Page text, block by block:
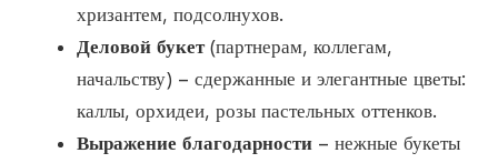
хризантем, подсолнухов.
Деловой букет(партнерам, коллегам,
начальству) – сдержанные и элегантные цветы:
каллы, орхидеи, розы пастельных оттенков.
Выражение благодарности – нежные букеты